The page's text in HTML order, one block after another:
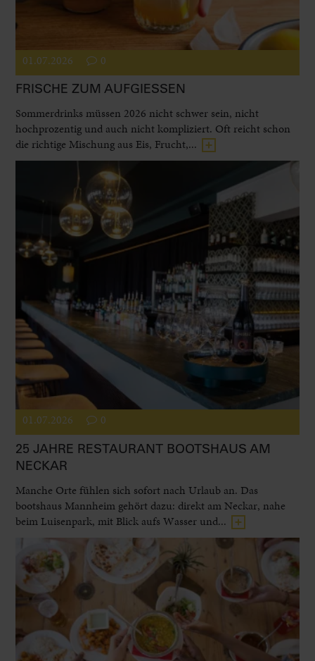
01.07.2026 0
FRISCHE ZUM AUFGIESSEN
Sommerdrinks müssen 2026 nicht schwer sein, nicht
hochprozentig und auch nicht kompliziert. Oft reicht schon
die richtige Mischung aus Eis, Frucht,...
01.07.2026 0
25 JAHRE RESTAURANT BOOTSHAUS AM
NECKAR
Manche Orte fühlen sich sofort nach Urlaub an. Das
bootshaus Mannheim gehört dazu: direkt am Neckar, nahe
beim Luisenpark, mit Blick aufs Wasser und...